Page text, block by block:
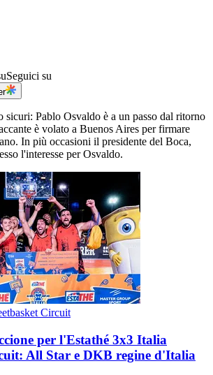
Seguici su
sicuri: Pablo Osvaldo è a un passo dal ritorno
è volato a Buenos Aires per firmare
In più occasioni il presidente del Boca,
l'interesse per Osvaldo.
Circuit
per l'Estathé 3x3 Italia
All Star e DKB regine d'Italia